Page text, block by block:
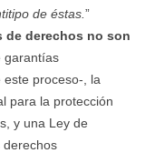
de éstas. ”
derechos no son
garantías
proceso-, la
para la protección
y una Ley de
derechos